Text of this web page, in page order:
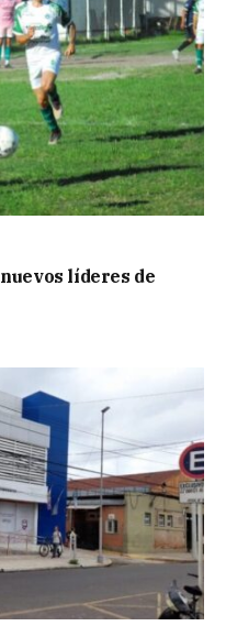
líderes de